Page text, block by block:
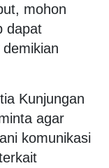
mohon
dapat
demikian
Kunjungan
agar
komunikasi